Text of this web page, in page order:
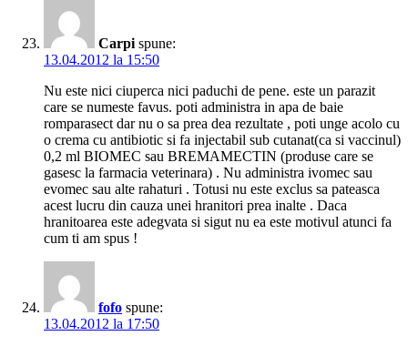
Carpi spune:
13.04.2012 la 15:50
Nu este nici ciuperca nici paduchi de pene. este un parazit
care se numeste favus. poti administra in apa de baie
romparasect dar nu o sa prea dea rezultate , poti unge acolo cu
o crema cu antibiotic si fa injectabil sub cutanat(ca si vaccinul)
0,2 ml BIOMEC sau BREMAMECTIN (produse care se
gasesc la farmacia veterinara) . Nu administra ivomec sau
evomec sau alte rahaturi . Totusi nu este exclus sa pateasca
acest lucru din cauza unei hranitori prea inalte . Daca
hranitoarea este adegvata si sigut nu ea este motivul atunci fa
cum ti am spus !
fofo spune:
13.04.2012 la 17:50